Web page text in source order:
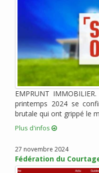
juillet 2021 (2)
juin 2021 (2)
mai 2021 (1)
avril 2021 (1)
mars 2021 (2)
février 2021 (3)
janvier 2021 (2)
décembre 2020 (5)
novembre 2020 (2)
septembre 2020 (5)
août 2020 (2)
EMPRUNT
printemps 2024 se
brutale qui ont grippé le
Plus d'infos
27 novembre 2024